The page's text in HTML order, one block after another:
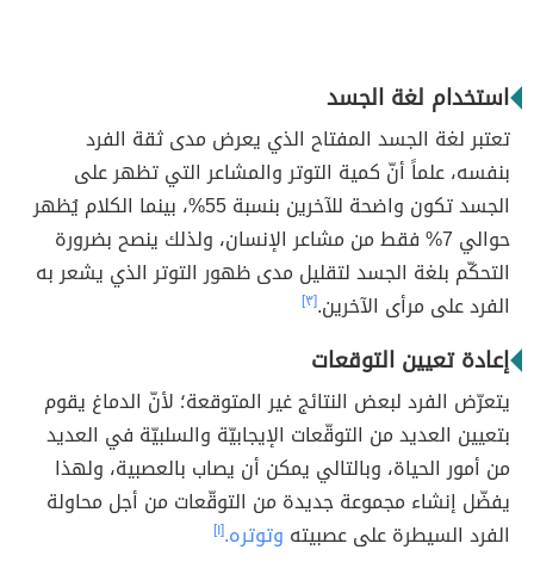
استخدام لغة الجسد
تعتبر لغة الجسد المفتاح الذي يعرض مدى ثقة الفرد
بنفسه، علماً أنّ كمية التوتر والمشاعر التي تظهر على
الجسد تكون واضحة للآخرين بنسبة 55%، بينما الكلام يُظهر
حوالي 7% فقط من مشاعر الإنسان، ولذلك ينصح بضرورة
التحكّم بلغة الجسد لتقليل مدى ظهور التوتر الذي يشعر به
الفرد على مرأى الآخرين.[٣]
إعادة تعيين التوقعات
يتعرّض الفرد لبعض النتائج غير المتوقعة؛ لأنّ الدماغ يقوم
بتعيين العديد من التوقّعات الإيجابيّة والسلبيّة في العديد
من أمور الحياة، وبالتالي يمكن أن يصاب بالعصبية، ولهذا
يفضّل إنشاء مجموعة جديدة من التوقّعات من أجل محاولة
الفرد السيطرة على عصبيته وتوتره.[١]